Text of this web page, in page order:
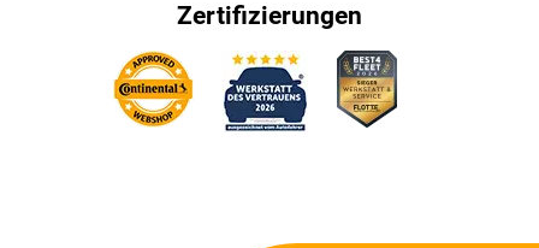
Zertifizierungen